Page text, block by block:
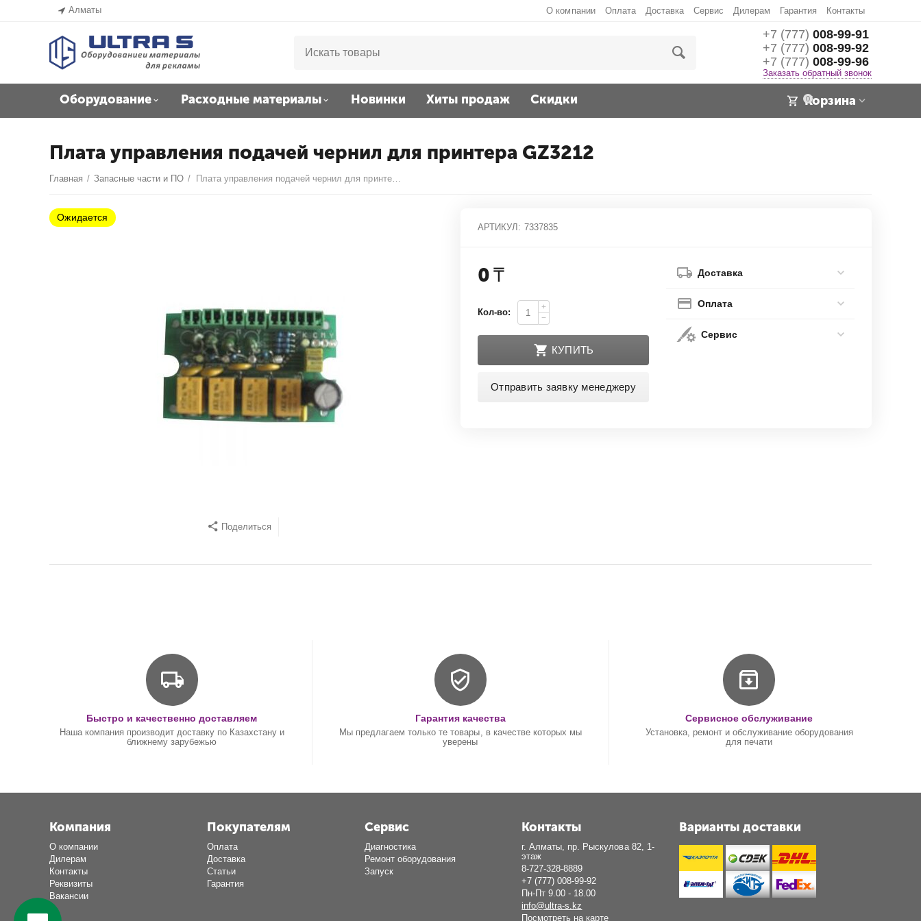
Алматы О компании Оплата Доставка Сервис Дилерам Гарантия Контакты
+7 (777) 008-99-91
+7 (777) 008-99-92
+7 (777) 008-99-96
Заказать обратный звонок
Оборудование Расходные материалы Новинки Хиты продаж Скидки 0
Корзина
Плата управления подачей чернил для принтера GZ3212
Главная / Запасные части и ПО / Плата управления подачей чернил для принтера GZ3212
Поделиться
АРТИКУЛ: 7337835
0₸
Кол-во:
+
−
КУПИТЬ
Отправить заявку менеджеру
Доставка
Оплата
Сервис
Быстро и качественно доставляем
Наша компания производит доставку по Казахстану и
ближнему зарубежью
Гарантия качества
Мы предлагаем только те товары, в качестве которых мы
уверены
Сервисное обслуживание
Установка, ремонт и обслуживание оборудования
для печати
Компания
О компании
Дилерам
Контакты
Реквизиты
Вакансии
Покупателям
Оплата
Доставка
Статьи
Гарантия
Сервис
Диагностика
Ремонт оборудования
Запуск
Контакты
г. Алматы, пр. Рыскулова 82, 1-
этаж
8-727-328-8889
+7 (777) 008-99-92
Пн-Пт 9.00 - 18.00
info@ultra-s.kz
Посмотреть на карте
Варианты доставки